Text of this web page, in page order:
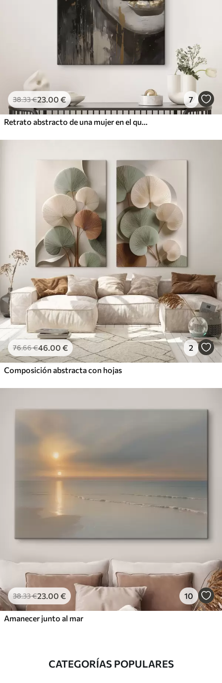
38.33€23.00 € 7
Retrato abstracto de una mujer en el que destacan los ojos y los labios cerrados, realizado en tonos blanco y negro con dinámicas pinceladas de colores cálidos
76.66€46.00 € 2
Composición abstracta con hojas
38.33€23.00 € 10
Amanecer junto al mar
CATEGORÍAS POPULARES